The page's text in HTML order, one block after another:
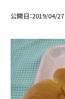
公開日 2019/04/27